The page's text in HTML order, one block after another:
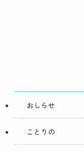
おしらせ
ことりの